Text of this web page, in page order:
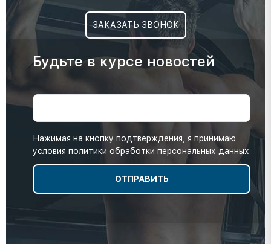
ЗАКАЗАТЬ ЗВОНОК
Будьте в курсе новостей
Нажимая на кнопку подтверждения, я принимаю
условия политики обработки персональных данных